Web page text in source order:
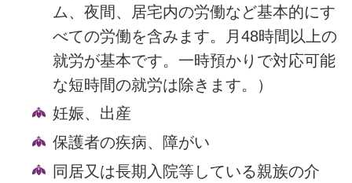
ム、夜間、居宅内の労働など基本的にす
べての労働を含みます。月48時間以上の
就労が基本です。一時預かりで対応可能
な短時間の就労は除きます。）
妊娠、出産
保護者の疾病、障がい
同居又は長期入院等している親族の介